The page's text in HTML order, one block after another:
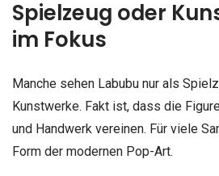
Spielzeug oder
im Fokus
Manche sehen Labubu nur als
Kunstwerke. Fakt ist, dass die
und Handwerk vereinen. Für viele
Form der modernen Pop-Art.